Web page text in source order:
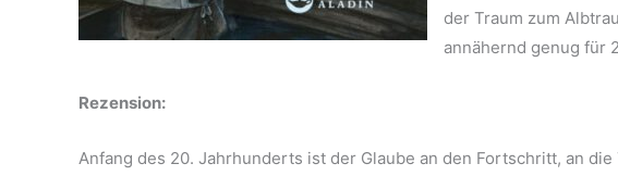
der Traum zum
annähernd genug für
Rezension:
Anfang des 20. Jahrhunderts ist der Glaube an den Fortschritt, an